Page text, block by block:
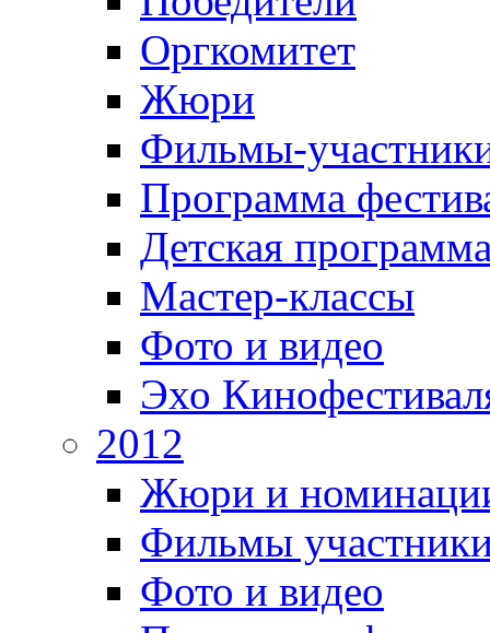
Оргкомитет
Жюри
Фильмы-
Программа
Детская
Мастер-классы
Фото и видео
Эхо
2012
Жюри и
Фильмы
Фото и видео